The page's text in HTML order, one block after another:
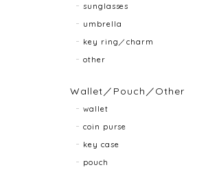
sunglasses
umbrella
key ring／charm
other
Wallet／Pouch／Other
wallet
coin purse
key case
pouch